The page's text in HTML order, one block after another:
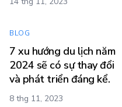
BLOG
7 xu hướng du lịch năm
2024 sẽ có sự thay đổi
và phát triển đáng kể.
8 thg 11, 2023